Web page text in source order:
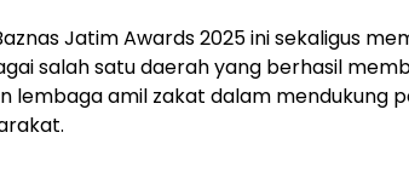
Jatim Awards 2025 ini sekaligus
salah satu daerah yang berhasil
lembaga amil zakat dalam mendukung